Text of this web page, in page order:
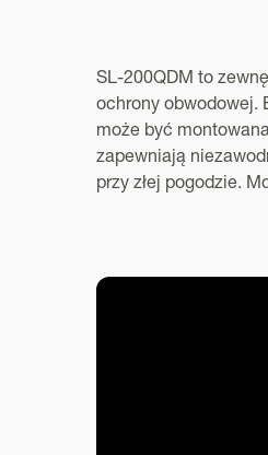
SL-200QDM to
ochrony obwodowej.
może być
zapewniają
przy złej pogodzie.